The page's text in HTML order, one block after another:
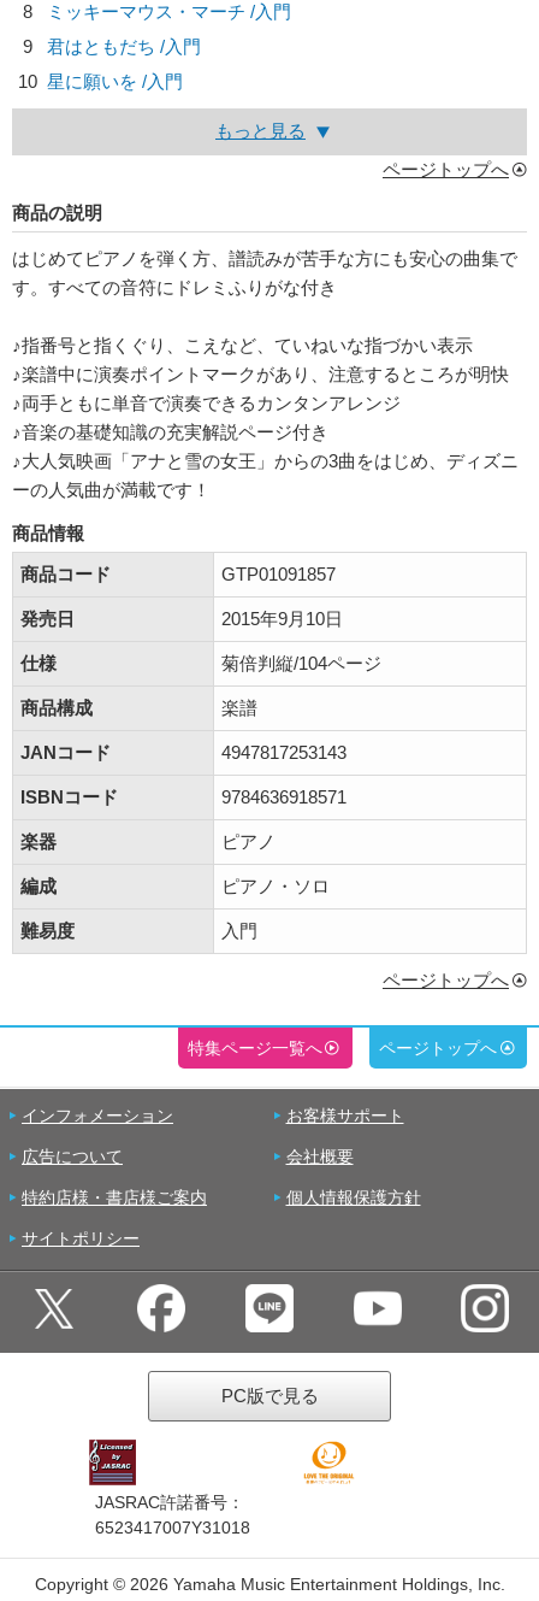
8
ミッキーマウス・マーチ /入門
9
君はともだち /入門
10 星に願いを /入門
もっと見る
ページトップへ
商品の説明
はじめてピアノを弾く方、譜読みが苦手な方にも安心の曲集で
す。すべての音符にドレミふりがな付き
♪指番号と指くぐり、こえなど、ていねいな指づかい表示
♪楽譜中に演奏ポイントマークがあり、注意するところが明快
♪両手ともに単音で演奏できるカンタンアレンジ
♪音楽の基礎知識の充実解説ページ付き
♪大人気映画「アナと雪の女王」からの3曲をはじめ、ディズニ
ーの人気曲が満載です！
商品情報
商品コード
GTP01091857
発売日 2015年9月10日
仕様 菊倍判縦/104ページ
商品構成 楽譜
JANコード 4947817253143
ISBNコード 9784636918571
楽器 ピアノ
編成 ピアノ・ソロ
難易度 入門
ページトップへ
特集ページ一覧へ ページトップへ
インフォメーション お客様サポート
広告について 会社概要
特約店様・書店様ご案内 個人情報保護方針
サイトポリシー
PC版で見る
JASRAC許諾番号：
6523417007Y31018
Copyright © 2026 Yamaha Music Entertainment Holdings, Inc.